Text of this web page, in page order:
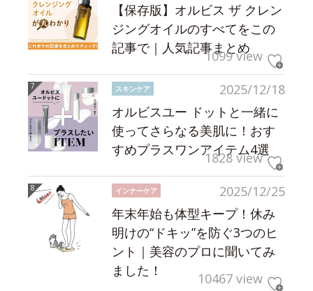
【保存版】オルビス ザ クレン
ジングオイルのすべてをこの
記事で｜人気記事まとめ
1099 view
2025/12/18
スキンケア
オルビスユー ドットと一緒に
使ってさらなる美肌に！おす
すめプラスワンアイテム4選
1828 view
2025/12/25
インナーケア
年末年始も体型キープ！休み
明けの“ドキッ”を防ぐ3つのヒ
ント｜美容のプロに聞いてみ
ました！
10467 view